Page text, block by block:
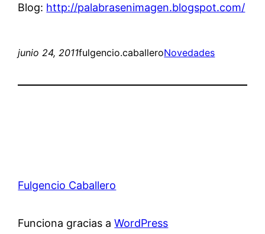
Blog: http://palabrasenimagen.blogspot.com/
junio 24, 2011fulgencio.caballeroNovedades
Fulgencio Caballero
Funciona gracias aWordPress